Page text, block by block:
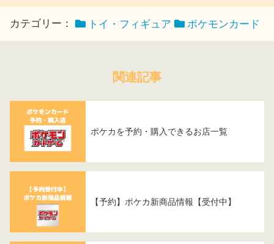
カテゴリー： トイ・フィギュア ポケモンカード
関連記事
ポケカを予約・購入できるお店一覧
【予約】ポケカ新商品情報【受付中】